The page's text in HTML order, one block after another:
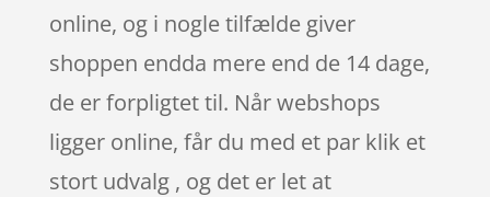
online, og i nogle tilfælde giver
shoppen endda mere end de 14 dage,
de er forpligtet til. Når webshops
ligger online, får du med et par klik et
stort udvalg , og det er let at